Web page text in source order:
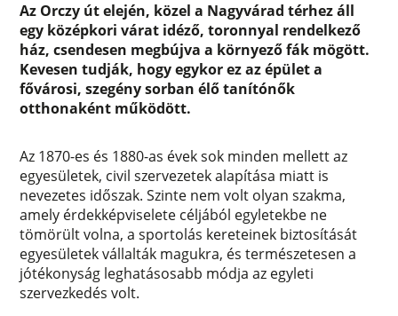
Az Orczy út elején, közel a Nagyvárad térhez áll
egy középkori várat idéző, toronnyal rendelkező
ház, csendesen megbújva a környező fák mögött.
Kevesen tudják, hogy egykor ez az épület a
fővárosi, szegény sorban élő tanítónők
otthonaként működött.
Az 1870-es és 1880-as évek sok minden mellett az
egyesületek, civil szervezetek alapítása miatt is
nevezetes időszak. Szinte nem volt olyan szakma,
amely érdekképviselete céljából egyletekbe ne
tömörült volna, a sportolás kereteinek biztosítását
egyesületek vállalták magukra, és természetesen a
jótékonyság leghatásosabb módja az egyleti
szervezkedés volt.